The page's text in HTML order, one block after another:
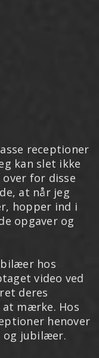
receptioner
kan slet ikke
for disse
at når jeg
hopper ind i
opgaver og
hos
video ved
deres
mærke. Hos
henover
og jubilæer.